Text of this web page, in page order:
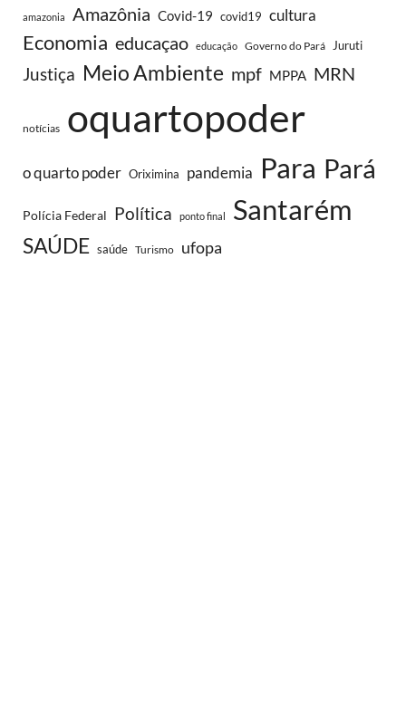
amazonia Amazônia Covid-19 covid19 cultura
Economia educaçao educação Governo do Pará Juruti
Justiça Meio Ambiente mpf MPPA MRN
notícias oquartopoder
o quarto poder Oriximina pandemia Para Pará
Polícia Federal Política ponto final Santarém
SAÚDE saúde Turismo ufopa